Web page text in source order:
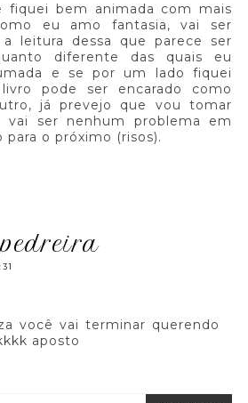
fiquei bem animada com mais
eu amo fantasia, vai ser
a leitura dessa que parece ser
diferente das quais eu
e se por um lado fiquei
pode ser encarado como
já prevejo que vou tomar
vai ser nenhum problema em
para o próximo (risos).
você vai terminar querendo
aposto